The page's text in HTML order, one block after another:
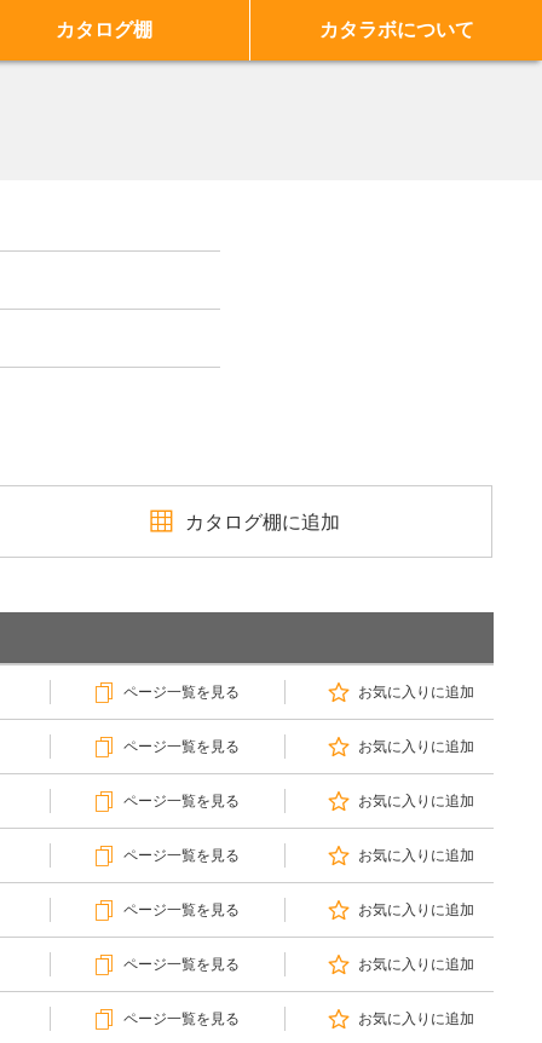
カタログ棚 カタラボについて
カタログ棚に追加
ページ一覧を見る お気に入りに追加
ページ一覧を見る お気に入りに追加
ページ一覧を見る お気に入りに追加
ページ一覧を見る お気に入りに追加
ページ一覧を見る お気に入りに追加
ページ一覧を見る お気に入りに追加
ページ一覧を見る お気に入りに追加